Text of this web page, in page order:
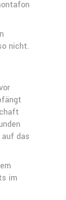
nicht.
das
im